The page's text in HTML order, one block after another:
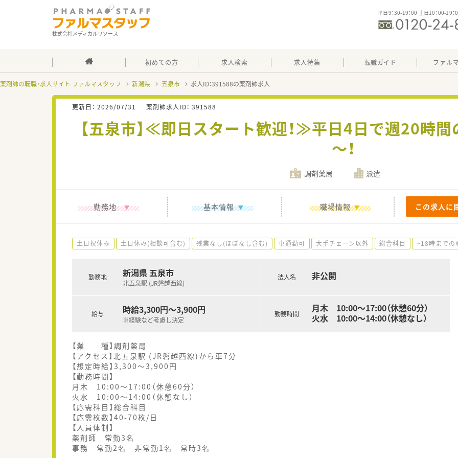
株式会社メディカルリソース
平日9：30-19：00 土日10：00-19
初めての方 求人検索 求人特集 転職ガイド ファル
薬剤師の転職・求人サイト ファルマスタッフ 新潟県 五泉市 求人ID：391588の薬剤師求人
更新日： 2026/07/31 薬剤師求人ID： 391588
【五泉市】≪即日スタート歓迎！≫平日4日で週20時
～！
調剤薬局 派遣
勤務地 基本情報 職場情報 この求人に
土日祝休み 土日休み(相談可含む) 残業なし(ほぼなし含む) 車通勤可 大手チェーン以外 総合科目 ~18時までの
勤務地 新潟県 五泉市
北五泉駅 (JR磐越西線)
給与 時給3,300円～3,900円
※経験など考慮し決定
法人名 非公開
勤務時間
月木 10:00～17:00（休憩60分）
火水 10:00～14:00（休憩なし）
【業 種】調剤薬局
【アクセス】北五泉駅 (JR磐越西線)から車7分
【想定時給】3,300～3,900円
【勤務時間】
月木 10:00～17:00（休憩60分）
火水 10:00～14:00（休憩なし）
【応需科目】総合科目
【応需枚数】40-70枚/日
【人員体制】
薬剤師 常勤3名
事務 常勤2名 非常勤1名 常時3名